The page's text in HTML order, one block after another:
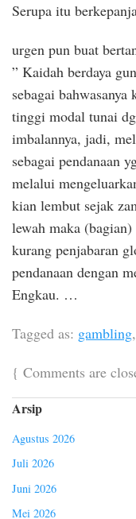
Serupa itu
urgen pun buat
” Kaidah berdaya
sebagai
tinggi modal tunai
imbalannya, jadi,
sebagai pendanaan
melalui
kian lembut sejak
lewah maka
kurang penjabaran
pendanaan dengan
Engkau. …
Tagged as: gambling,
{ Comments are
Arsip
Agustus 2026
Juli 2026
Juni 2026
Mei 2026